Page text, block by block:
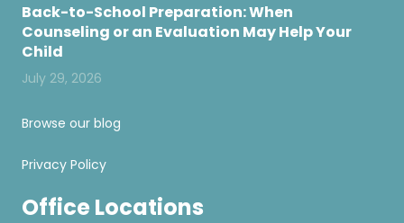
Back-to-School Preparation: When
Counseling or an Evaluation May Help Your
Child
July 29, 2026
Browse our blog
Privacy Policy
Office Locations